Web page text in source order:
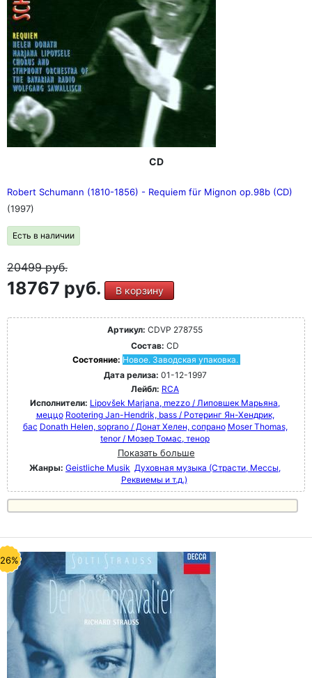
CD
Robert Schumann (1810-1856) - Requiem für Mignon op.98b (CD)
(1997)
Есть в наличии
20499руб.
18767 руб. В корзину
Артикул: CDVP 278755
Состав: CD
Состояние: Новое. Заводская упаковка.
Дата релиза: 01-12-1997
Лейбл: RCA
Исполнители: Lipovšek Marjana, mezzo / Липовшек Марьяна,
меццо Rootering Jan-Hendrik, bass / Ротеринг Ян-Хендрик,
бас Donath Helen, soprano / Донат Хелен, сопрано Moser Thomas,
tenor / Мозер Томас, тенор
Показать больше
Жанры: Geistliche Musik Духовная музыка (Страсти, Мессы,
Реквиемы и т.д.)